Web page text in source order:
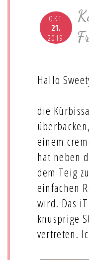
OKT
21.
2019
Hallo
die
einem
hat neben
dem Teig
einfachen
wird. Das
knusprige
vertreten.